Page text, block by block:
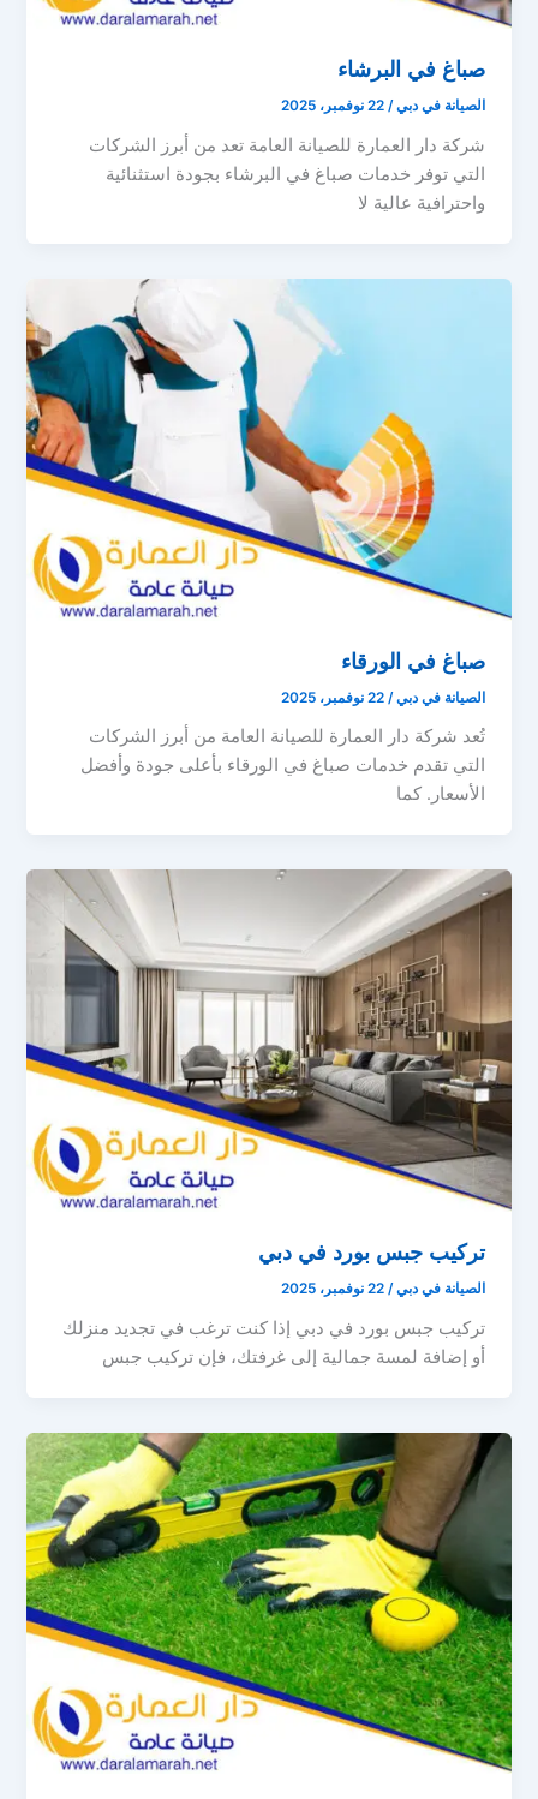
صباغ في البرشاء
الصيانة في دبي/22 نوفمبر، 2025
شركة دار العمارة للصيانة العامة تعد من أبرز الشركات
التي توفر خدمات صباغ في البرشاء بجودة استثنائية
واحترافية عالية لا
صباغ في الورقاء
الصيانة في دبي/22 نوفمبر، 2025
تُعد شركة دار العمارة للصيانة العامة من أبرز الشركات
التي تقدم خدمات صباغ في الورقاء بأعلى جودة وأفضل
الأسعار. كما
تركيب جبس بورد في دبي
الصيانة في دبي/22 نوفمبر، 2025
تركيب جبس بورد في دبي إذا كنت ترغب في تجديد منزلك
أو إضافة لمسة جمالية إلى غرفتك، فإن تركيب جبس